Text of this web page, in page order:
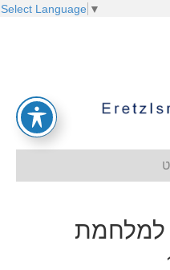
Select Language ▼
למלחמת